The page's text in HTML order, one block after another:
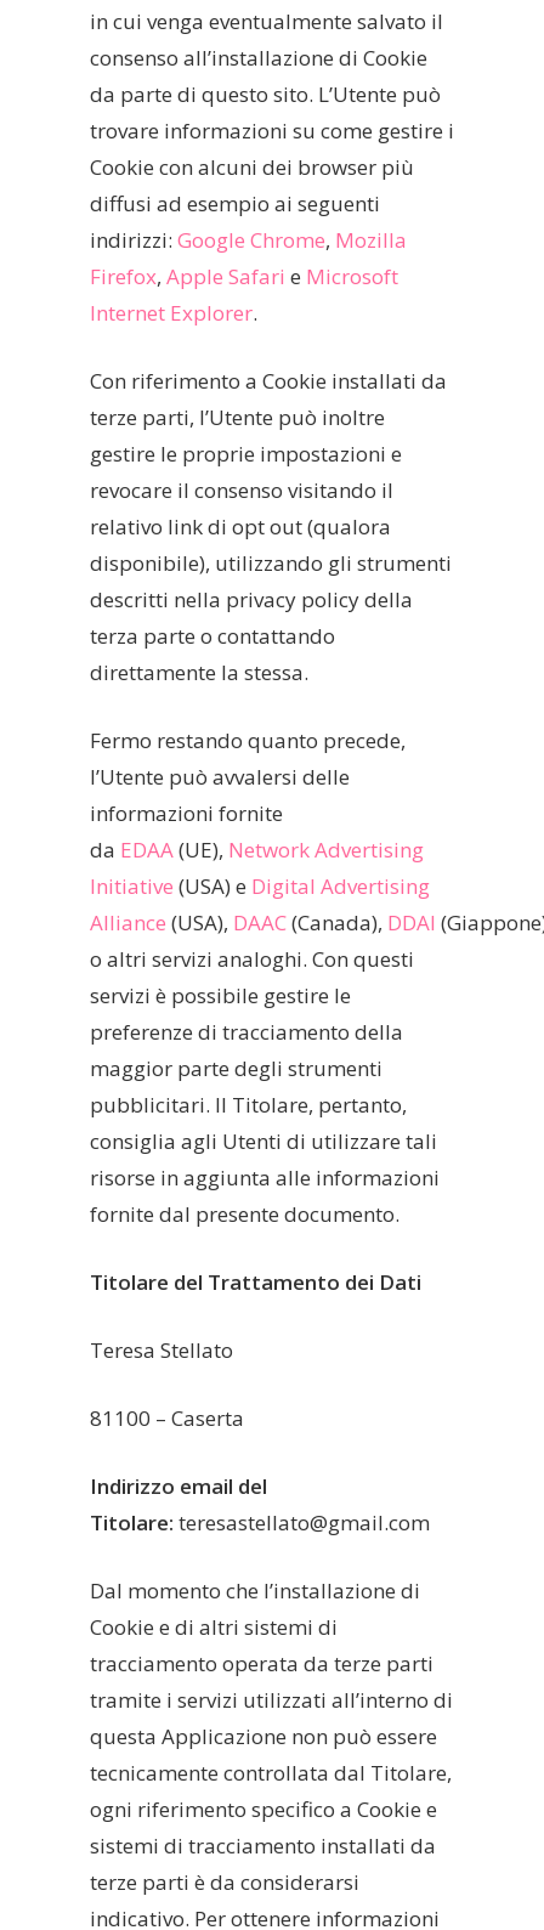
in cui venga eventualmente salvato il
consenso all’installazione di Cookie
da parte di questo sito. L’Utente può
trovare informazioni su come gestire i
Cookie con alcuni dei browser più
diffusi ad esempio ai seguenti
indirizzi: Google Chrome, Mozilla
Firefox, Apple Safari e Microsoft
Internet Explorer.
Con riferimento a Cookie installati da
terze parti, l’Utente può inoltre
gestire le proprie impostazioni e
revocare il consenso visitando il
relativo link di opt out (qualora
disponibile), utilizzando gli strumenti
descritti nella privacy policy della
terza parte o contattando
direttamente la stessa.
Fermo restando quanto precede,
l’Utente può avvalersi delle
informazioni fornite
da EDAA(UE), Network Advertising
Initiative (USA) e Digital Advertising
Alliance (USA), DAAC(Canada), DDAI
o altri servizi analoghi. Con questi
servizi è possibile gestire le
preferenze di tracciamento della
maggior parte degli strumenti
pubblicitari. Il Titolare, pertanto,
consiglia agli Utenti di utilizzare tali
risorse in aggiunta alle informazioni
fornite dal presente documento.
Titolare del Trattamento dei Dati
Teresa Stellato
81100 – Caserta
Indirizzo email del
Titolare: teresastellato@gmail.com
Dal momento che l’installazione di
Cookie e di altri sistemi di
tracciamento operata da terze parti
tramite i servizi utilizzati all’interno di
questa Applicazione non può essere
tecnicamente controllata dal Titolare,
ogni riferimento specifico a Cookie e
sistemi di tracciamento installati da
terze parti è da considerarsi
indicativo. Per ottenere informazioni